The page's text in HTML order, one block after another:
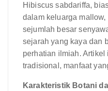
Hibiscus sabdariffa,
dalam keluarga
sejumlah besar
sejarah yang kaya dan
perhatian ilmiah.
tradisional, manfaat
Karakteristik Botani